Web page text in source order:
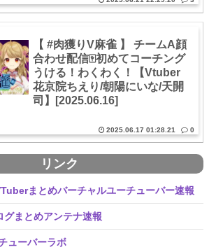
【 #肉獲りV麻雀 】 チームA顔
合わせ配信🀄初めてコーチング
うける！わくわく！【Vtuber
花京院ちえり/朝陽にいな/天開
司】[2025.06.16]
2025.06.17 01:28.21 0
リンク
まとめバーチャルユーチューバー速報
グまとめアンテナ速報
ューバーラボ